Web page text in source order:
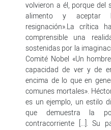
volvieron a él, porque del
alimento y aceptar
resignación».La crítica
comprensible una
sostenidas por la
Comité Nobel «Un
capacidad de ver y de
encima de lo que en
comunes mortales».
es un ejemplo, un estilo
que demuestra la
contracorriente [...]. Su